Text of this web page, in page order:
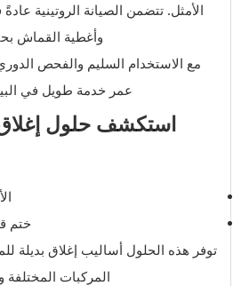
الأمثل. تتضمن الصيانة الروتينية
وأغطية القماش
مع الاستخدام السليم والفحص
عمر خدمة طويل في
استكشف حلول
ختم
توفر هذه الحلول أساليب إغلاق بديلة
المركبات المختلفة